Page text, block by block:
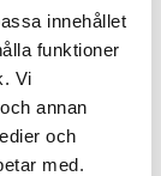
innehållet
funktioner
Vi
annan
och
med.